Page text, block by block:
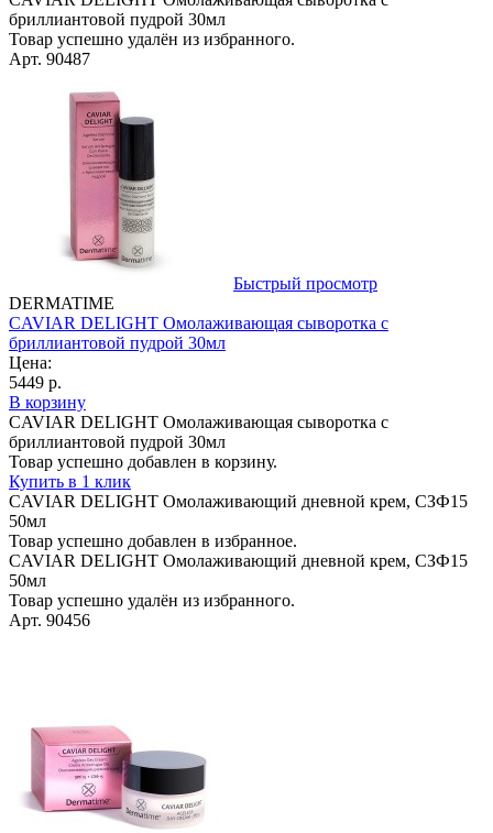
бриллиантовой пудрой 30мл
Товар успешно удалён из избранного.
Арт. 90487
Быстрый просмотр
DERMATIME
CAVIAR DELIGHT Омолаживающая сыворотка с
бриллиантовой пудрой 30мл
Цена:
5449 р.
В корзину
CAVIAR DELIGHT Омолаживающая сыворотка с
бриллиантовой пудрой 30мл
Товар успешно добавлен в корзину.
Купить в 1 клик
CAVIAR DELIGHT Омолаживающий дневной крем, СЗФ15
50мл
Товар успешно добавлен в избранное.
CAVIAR DELIGHT Омолаживающий дневной крем, СЗФ15
50мл
Товар успешно удалён из избранного.
Арт. 90456